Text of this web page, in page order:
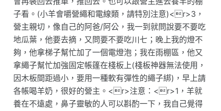
子看。(小羊會嚼營繩和電線類，請特別注意)<r>3，
營主親切，像自己的阿爸/阿公，我一到就問說要不要吃
地瓜葉，他要去摘，又問要不要吃川七；晚上我的燈不
夠，他拿梯子幫忙加了一個電燈泡；我在雨棚區，他又
拿繩子幫忙加強固定帳篷在棧板上(棧板神器無法使用，
因木板間距過小，要用一種軟有彈性的繩子綁)，早上請
各帳喝羊奶，很好的營主。<r>注意：<r>1，羊就
養在不遠處，鼻子靈敏的人可以斟酌一下，我自己覺得